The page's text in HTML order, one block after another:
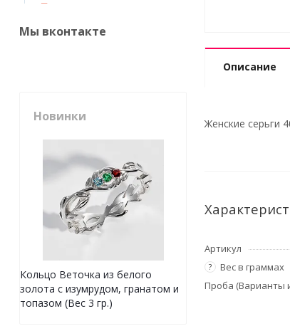
Описание
Женские серьги
Артикул
? Вес в граммах
Проба (Варианты
Мы вконтакте
Новинки
Кольцо Веточка из белого
золота с изумрудом, гранатом и
топазом (Вес 3 гр.)